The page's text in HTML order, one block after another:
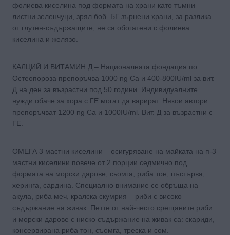
фолиева киселина под формата на храни като тъмни
листни зеленчуци, зрял боб. БГ зърнени храни, за разлика
от глутен-съдържащите, не са обогатени с фолиева
киселина и желязо.
КАЛЦИЙ И ВИТАМИН Д – Националната фондация по
Остеопороза препоръчва 1000 ng Ca и 400-800IU/ml за вит.
Д на ден за възрастни под 50 години. Индивидуалните
нужди обаче за хора с ГЕ могат да варират. Някои автори
препоръчват 1200 ng Ca и 1000IU/ml. Вит. Д за възрастни с
ГЕ.
ОМЕГА 3 мастни киселини – осигуряване на майката на п-3
мастни киселини повече от 2 порции седмично под
формата на морски дарове, сьомга, риба тон, пъстърва,
херинга, сардина. Специално внимание се обръща на
акула, риба меч, кралска скумрия – риби с високо
съдържание на живак. Петте от най-често срещаните риби
и морски дарове с ниско съдържание на живак са: скариди,
консервирана риба тон, съомга, треска и сом.